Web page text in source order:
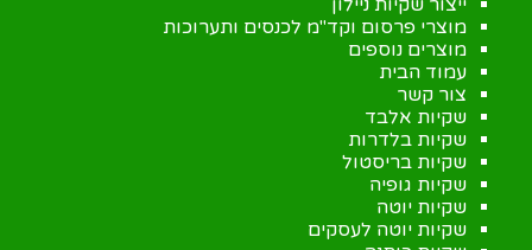
מוצרי פרסום וקד"מ לכנסים ותערוכות
מוצרים נוספים
עמוד הבית
צור קשר
שקיות אלבד
שקיות בלדרות
שקיות בריסטול
שקיות גופיה
שקיות יוטה
שקיות יוטה לעסקים